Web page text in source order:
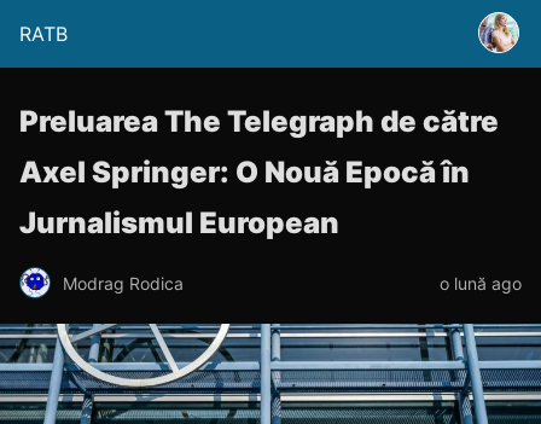
RATB
Preluarea The Telegraph de către
Axel Springer: O Nouă Epocă în
Jurnalismul European
Modrag Rodica o lună ago